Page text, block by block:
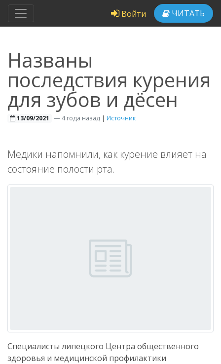
Войти ЧИТАТЬ
Названы
последствия курения
для зубов и дёсен
13/09/2021 —4 года назад | Источник
Медики напомнили, как курение влияет на
состояние полости рта.
Специалисты липецкого Центра общественного
здоровья и медицинской профилактики